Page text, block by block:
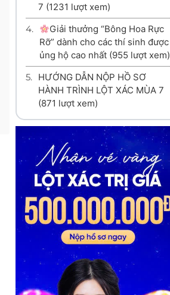
7 (1231 lượt xem)
4.
Giải thưởng “Bông Hoa Rực
Rỡ” dành cho các thí sinh được
ủng hộ cao nhất (955 lượt xem)
5.
HƯỚNG DẪN NỘP HỒ SƠ
HÀNH TRÌNH LỘT XÁC MÙA 7
(871 lượt xem)